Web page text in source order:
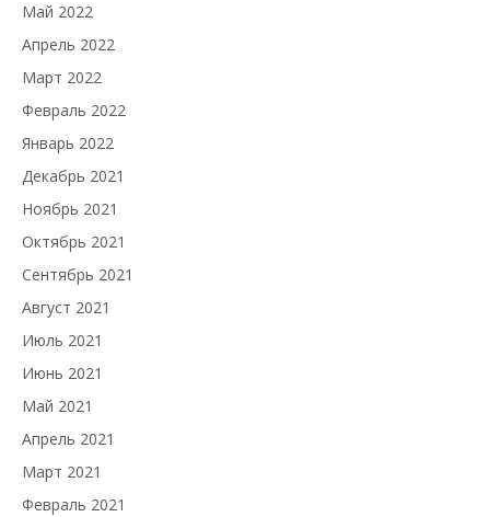
Май 2022
Апрель 2022
Март 2022
Февраль 2022
Январь 2022
Декабрь 2021
Ноябрь 2021
Октябрь 2021
Сентябрь 2021
Август 2021
Июль 2021
Июнь 2021
Май 2021
Апрель 2021
Март 2021
Февраль 2021